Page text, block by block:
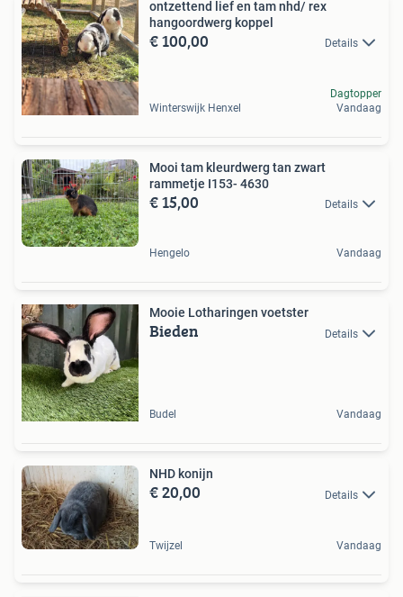
ontzettend lief en tam nhd/ rex
hangoordwerg koppel
€ 100,00 Details
Winterswijk Henxel
Dagtopper
Vandaag
Mooi tam kleurdwerg tan zwart
rammetje I153- 4630
€ 15,00 Details
Hengelo Vandaag
Mooie Lotharingen voetster
Bieden Details
Budel Vandaag
NHD konijn
€ 20,00 Details
Twijzel Vandaag